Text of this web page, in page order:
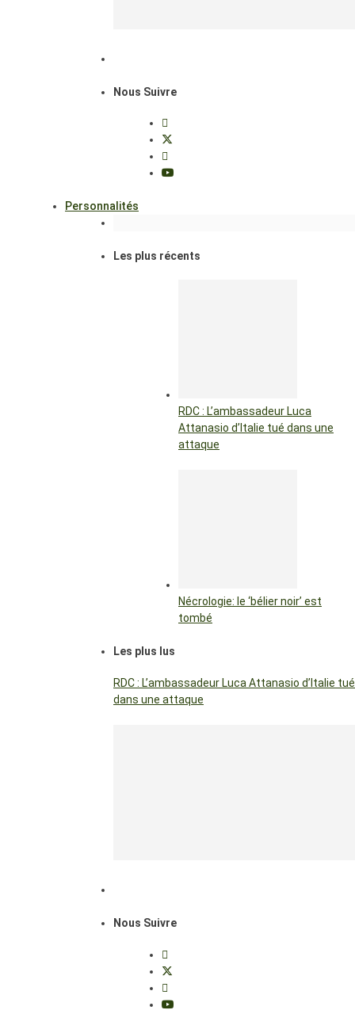
Nous Suivre
Personnalités
Les plus récents
RDC : L’ambassadeur Luca
Attanasio d’Italie tué dans une
attaque
Nécrologie: le ‘bélier noir’ est
tombé
Les plus lus
RDC : L’ambassadeur Luca Attanasio d’Italie tué
dans une attaque
Nous Suivre